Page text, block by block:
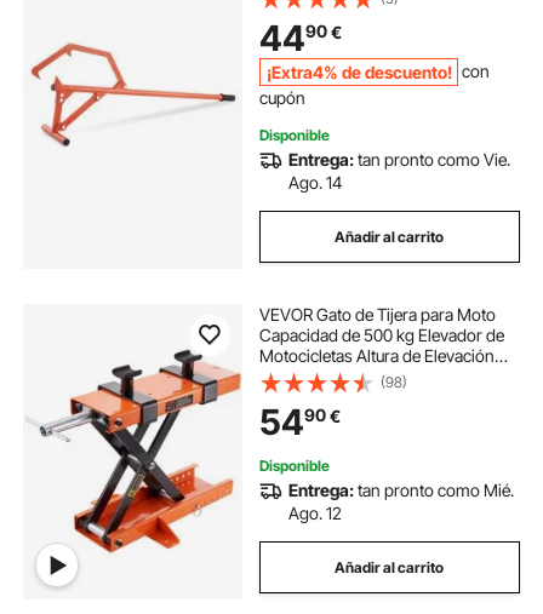
Troncos de Diámetro Máximo
63,5cm Gato para Cortar, Rodar y
Levantar Troncos
4490€
¡Extra4% de descuento! con
cupón
Disponible
Entrega:tan pronto como Vie.
Ago. 14
Añadir al carrito
VEVOR Gato de Tijera para Moto
Capacidad de 500 kg Elevador de
Motocicletas Altura de Elevación
95-400 mm Mesa Elevadora de
Moto con Manivela Extraíble para
Taller de Mantenimiento de ATV
(98)
5490€
Disponible
Entrega:tan pronto como Mié.
Ago. 12
Añadir al carrito